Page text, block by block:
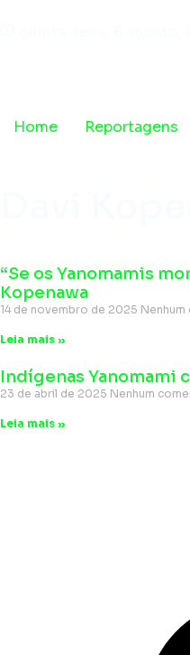
Home Reportagens
“Se os Yanomamis
Kopenawa
14 de novembro de 2025
Leia mais »
Indígenas Yanomami
23 de abril de 2025 Nenhum
Leia mais »